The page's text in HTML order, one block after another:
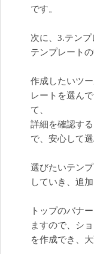
です。
次に、3.テン
テンプレート
作成したいツ
レートを選ん
て、
詳細を確認す
で、安心して
選びたいテン
していき、追
トップのバナ
ますので、シ
を作成でき、大